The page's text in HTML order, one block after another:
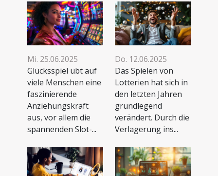
Mi. 25.06.2025
Glücksspiel übt auf
viele Menschen eine
faszinierende
Anziehungskraft
aus, vor allem die
spannenden Slot-...
Do. 12.06.2025
Das Spielen von
Lotterien hat sich in
den letzten Jahren
grundlegend
verändert. Durch die
Verlagerung ins...